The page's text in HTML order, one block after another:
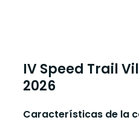
IV Speed Trail
2026
Características de la